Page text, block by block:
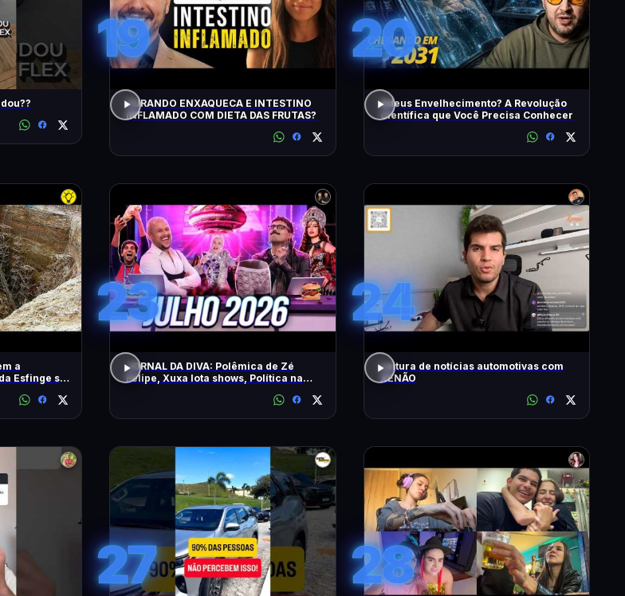
mudou??
19
CURANDO ENXAQUECA E INTESTINO
INFLAMADO COM DIETA DAS FRUTAS?
20
Adeus Envelhecimento? A Revolução
Científica que Você Precisa Conhecer
a
Esfinge sob
23
JORNAL DA DIVA: Polêmica de Zé
Felipe, Xuxa lota shows, Política na
24
Leitura de notícias automotivas com
XENÃO
27 28